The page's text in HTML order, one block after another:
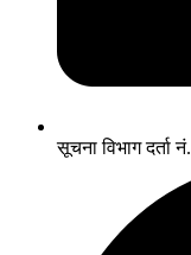
सूचना विभाग दर्ता नं.